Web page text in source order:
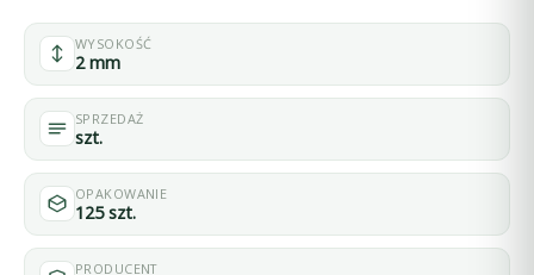
do
ścianyWYSOKOŚĆ
2 mm
SPRZEDAŻ
szt.
OPAKOWANIE
125 szt.
PRODUCENT